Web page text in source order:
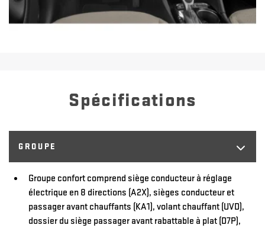
Spécifications
GROUPE
Groupe confort comprend siège conducteur à réglage
électrique en 8 directions (A2X), sièges conducteur et
passager avant chauffants (KA1), volant chauffant (UVD),
dossier du siège passager avant rabattable à plat (D7P),